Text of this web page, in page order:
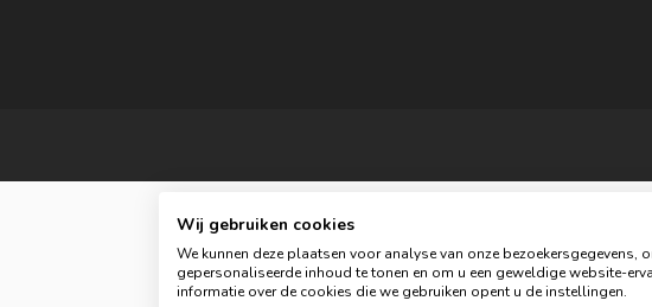
© Copyright 2026
Wij gebruiken cookies
We kunnen deze plaatsen voor analyse van onze bezoekersgegevens,
gepersonaliseerde inhoud te tonen en om u een geweldige website-
informatie over de cookies die we gebruiken opent u de instellingen.